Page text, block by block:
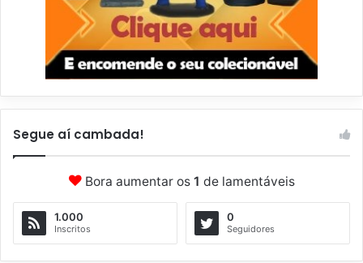
Segue aí cambada!
Bora aumentar os 1 de lamentáveis
1.000
Inscritos
0
Seguidores